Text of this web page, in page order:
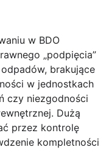
w BDO
„podpięcia”
brakujące
w jednostkach
czy niezgodności
Dużą
przez kontrolę
kompletności